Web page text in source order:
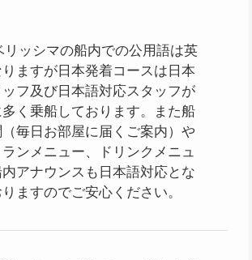
リッシマの船内での公用語は英
ますが日本発着コースは日本
ッフ及び日本語対応スタッフが
く乗船しております。また船
毎日お部屋に届くご案内）や
ランメニュー、ドリンクメニュ
アナウンスも日本語対応とな
ますのでご安心ください。